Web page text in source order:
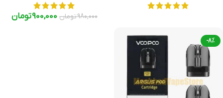
980,000تومان 900,000تومان
-8%